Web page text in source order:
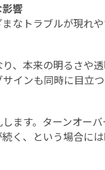
響
なトラブルが現れや
、本来の明るさや
インも同時に目立
ます。ターンオー
く、という場合に